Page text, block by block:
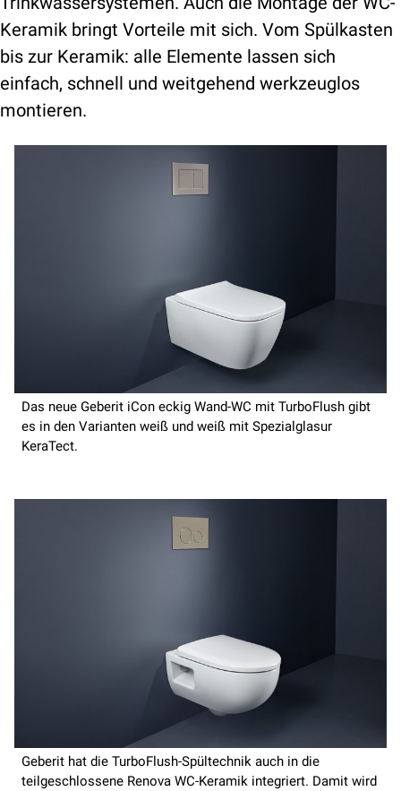
Keramik bringt Vorteile mit sich. Vom Spülkasten
bis zur Keramik: alle Elemente lassen sich
einfach, schnell und weitgehend werkzeuglos
montieren.
Das neue Geberit iCon eckig Wand-WC mit TurboFlush gibt
es in den Varianten weiß und weiß mit Spezialglasur
KeraTect.
Geberit hat die TurboFlush-Spültechnik auch in die
teilgeschlossene Renova WC-Keramik integriert. Damit wird